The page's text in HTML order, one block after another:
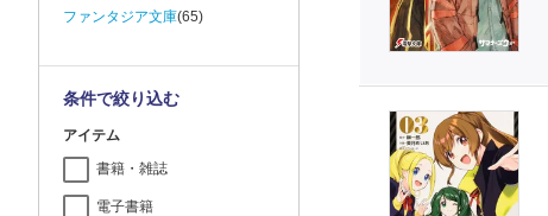
ファンタジア文庫(65)
条件で絞り込む
アイテム
書籍・雑誌
電子書籍